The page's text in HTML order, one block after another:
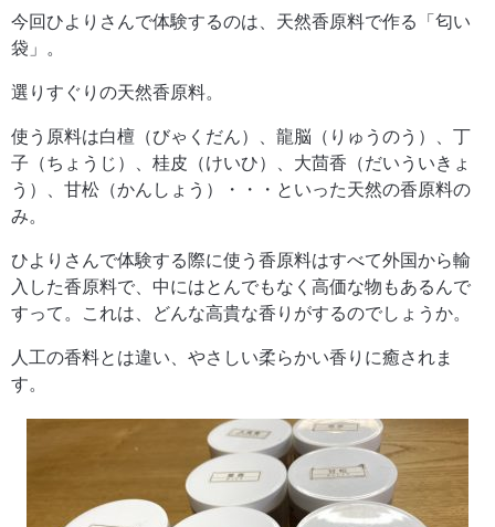
今回ひよりさんで体験するのは、天然香原料で作る「匂い
袋」。
選りすぐりの天然香原料。
使う原料は白檀（びゃくだん）、龍脳（りゅうのう）、丁
子（ちょうじ）、桂皮（けいひ）、大茴香（だいういきょ
う）、甘松（かんしょう）・・・といった天然の香原料の
み。
ひよりさんで体験する際に使う香原料はすべて外国から輸
入した香原料で、中にはとんでもなく高価な物もあるんで
すって。これは、どんな高貴な香りがするのでしょうか。
人工の香料とは違い、やさしい柔らかい香りに癒されま
す。